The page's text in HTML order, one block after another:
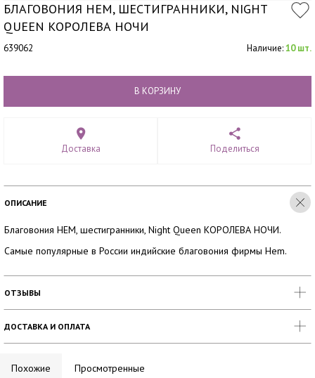
БЛАГОВОНИЯ HEM, ШЕСТИГРАННИКИ, NIGHT
QUEEN КОРОЛЕВА НОЧИ
639062 Наличие:10 шт.
В КОРЗИНУ
Доставка Поделиться
ОПИСАНИЕ
Благовония HEM, шестигранники, Night Queen КОРОЛЕВА НОЧИ.
Самые популярные в России индийские благовония фирмы Hem.
ОТЗЫВЫ
ДОСТАВКА И ОПЛАТА
Похожие Просмотренные